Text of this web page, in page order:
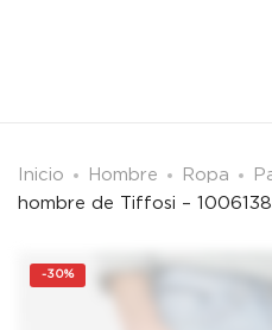
Inicio Hombre Ropa
hombre de Tiffosi –
-30%